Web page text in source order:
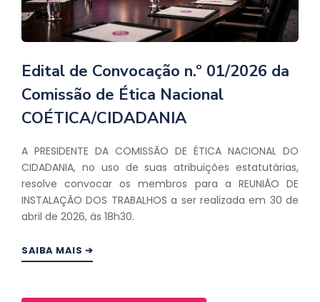
Edital de Convocação n.º 01/2026 da
Comissão de Ética Nacional
COÉTICA/CIDADANIA
A PRESIDENTE DA COMISSÃO DE ÉTICA NACIONAL DO
CIDADANIA, no uso de suas atribuições estatutárias,
resolve convocar os membros para a REUNIÃO DE
INSTALAÇÃO DOS TRABALHOS a ser realizada em 30 de
abril de 2026, às 18h30.
SAIBA MAIS ➔